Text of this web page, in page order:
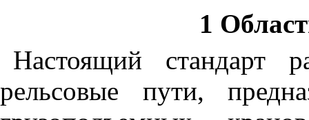
1
Настоящий стандарт
рельсовые пути,